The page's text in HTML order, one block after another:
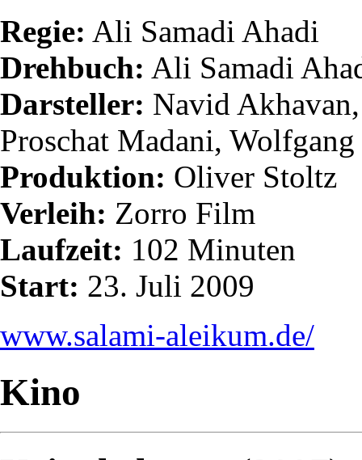
Regie: Ali Samadi Ahadi
Drehbuch: Ali Samadi
Darsteller: Navid
Proschat Madani,
Produktion: Oliver Stoltz
Verleih: Zorro Film
Laufzeit: 102 Minuten
Start: 23. Juli 2009
www.salami-aleikum.de/
Kino